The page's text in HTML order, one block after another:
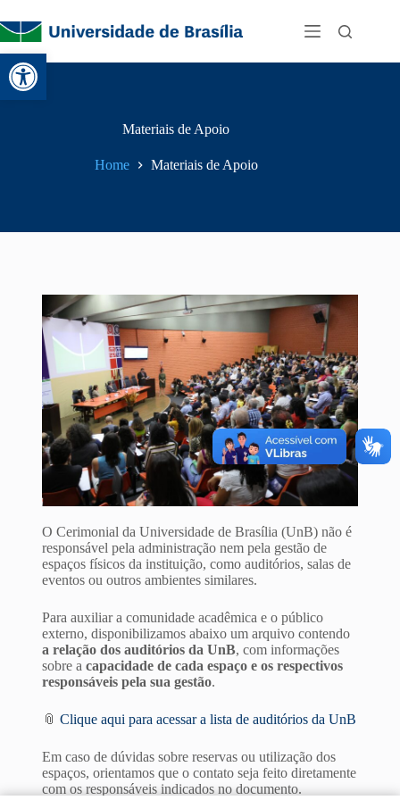
Abrir a barra de ferramentas
Materiais de Apoio
Home Materiais de Apoio
O Cerimonial da Universidade de Brasília (UnB) não é
responsável pela administração nem pela gestão de
espaços físicos da instituição, como auditórios, salas de
eventos ou outros ambientes similares.
Para auxiliar a comunidade acadêmica e o público
externo, disponibilizamos abaixo um arquivo contendo
a relação dos auditórios da UnB, com informações
sobre a capacidade de cada espaço e os respectivos
responsáveis pela sua gestão.
📎 Clique aqui para acessar a lista de auditórios da UnB
Em caso de dúvidas sobre reservas ou utilização dos
espaços, orientamos que o contato seja feito diretamente
com os responsáveis indicados no documento.